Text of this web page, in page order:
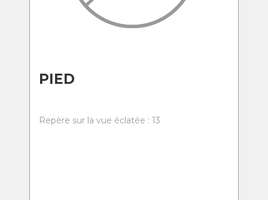
PIED
Repère sur la vue éclatée : 13